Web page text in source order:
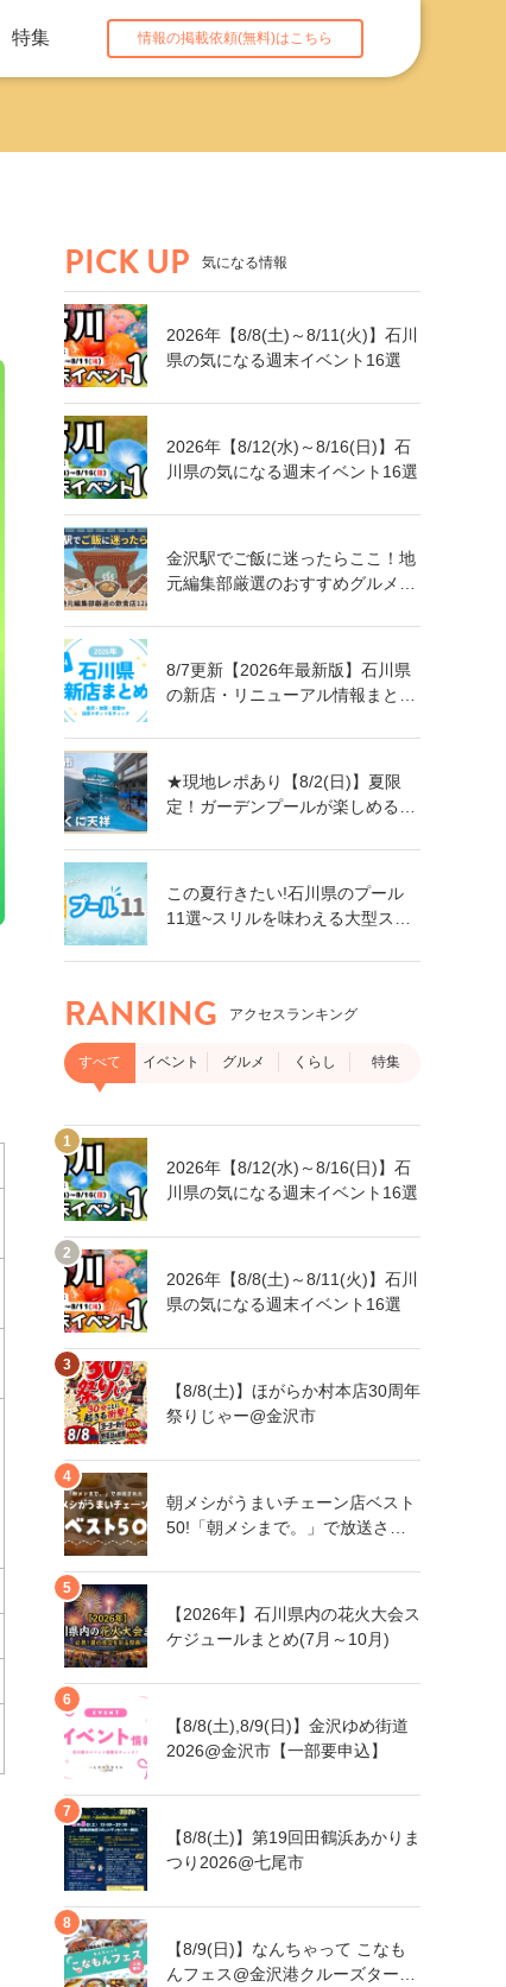
特集 情報の掲載依頼(無料)はこちら
PICK UP 気になる情報
2026年【8/8(土)～8/11(火)】石川
県の気になる週末イベント16選
2026年【8/12(水)～8/16(日)】石
川県の気になる週末イベント16選
金沢駅でご飯に迷ったらここ！地
元編集部厳選のおすすめグルメ・
応】
8/7更新【2026年最新版】石川県
の新店・リニューアル情報まとめ
トをチェック！
★現地レポあり【8/2(日)】夏限
定！ガーデンプールが楽しめる親
@加賀市
この夏行きたい!石川県のプール
11選~スリルを味わえる大型スラ
プールも!~
RANKING アクセスランキング
すべて イベント グルメ くらし 特集
2026年【8/12(水)～8/16(日)】石
川県の気になる週末イベント16選
2026年【8/8(土)～8/11(火)】石川
県の気になる週末イベント16選
【8/8(土)】ほがらか村本店30周年
祭りじゃー@金沢市
朝メシがうまいチェーン店ベスト
50!「朝メシまで。」で放送され
県にもあるあの店舗!
【2026年】石川県内の花火大会ス
ケジュールまとめ(7月～10月)
【8/8(土),8/9(日)】金沢ゆめ街道
2026@金沢市【一部要申込】
【8/8(土)】第19回田鶴浜あかりま
つり2026@七尾市
【8/9(日)】なんちゃって こなも
んフェス@金沢港クルーズターミ